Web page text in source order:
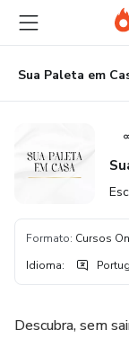
para
conteúdo
principal
para
pagamento
para
rodapéSua Paleta em
Formato: Cursos
Idioma:
Descubra, sem